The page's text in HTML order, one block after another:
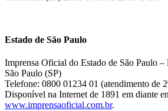
Estado de São Paulo
Imprensa Oficial do Estado de São Paulo
São Paulo (SP)
Telefone: 0800 01234 01 (atendimento de
Disponível na Internet de 1891 em diante
www.imprensaoficial.com.br.